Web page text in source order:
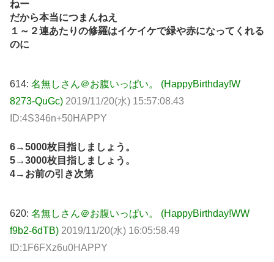
ねー
だから本当につまんねえ
１～２連あたりの修羅はイケイケで緑や赤になってくれる
のに
614: 名無しさん＠お腹いっぱい。 (HappyBirthday!W
8273-QuGc) 2019/11/20(水) 15:57:08.43
ID:4S346n+50HAPPY
6→5000枚目指しましょう。
5→3000枚目指しましょう。
4→お前の引き次第
620: 名無しさん＠お腹いっぱい。 (HappyBirthday!WW
f9b2-6dTB) 2019/11/20(水) 16:05:58.49
ID:1F6FXz6u0HAPPY